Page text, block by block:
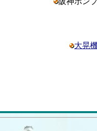
大晃